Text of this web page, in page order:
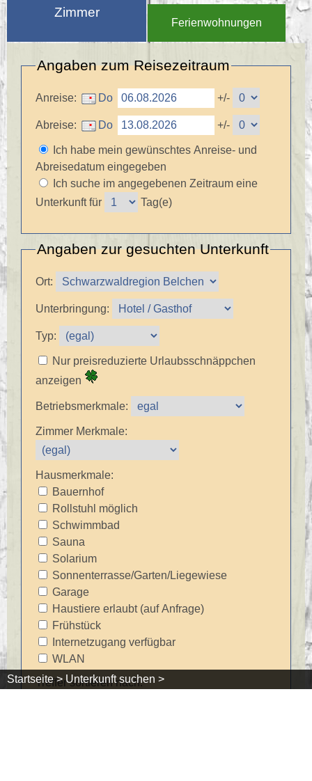
Zimmer
Ferienwohnungen
Angaben zum Reisezeitraum
Anreise: +/-
Abreise: +/-
Ich habe mein gewünschtes Anreise- und
Abreisedatum eingegeben
Ich suche im angegebenen Zeitraum eine
Unterkunft für Tag(e)
Angaben zur gesuchten Unterkunft
Ort:
Unterbringung:
Typ:
Nur preisreduzierte Urlaubsschnäppchen
anzeigen
Betriebsmerkmale:
Zimmer Merkmale:
Hausmerkmale:
Bauernhof
Rollstuhl möglich
Schwimmbad
Sauna
Solarium
Sonnenterrasse/Garten/Liegewiese
Garage
Haustiere erlaubt (auf Anfrage)
Frühstück
Internetzugang verfügbar
WLAN
Treffer sortieren nach:
Startseite > Unterkunft suchen >